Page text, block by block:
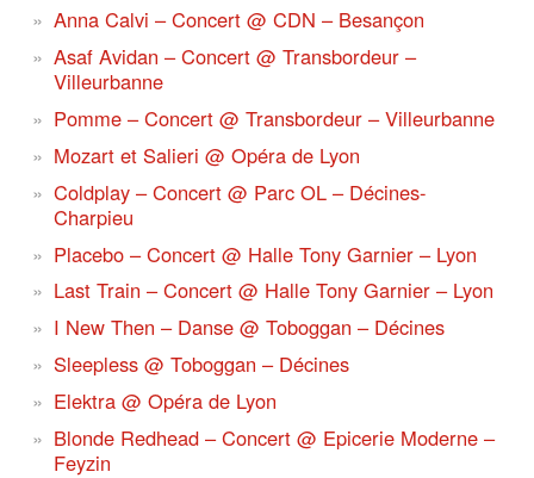
Anna Calvi – Concert @ CDN – Besançon
Asaf Avidan – Concert @ Transbordeur –
Villeurbanne
Pomme – Concert @ Transbordeur – Villeurbanne
Mozart et Salieri @ Opéra de Lyon
Coldplay – Concert @ Parc OL – Décines-
Charpieu
Placebo – Concert @ Halle Tony Garnier – Lyon
Last Train – Concert @ Halle Tony Garnier – Lyon
I New Then – Danse @ Toboggan – Décines
Sleepless @ Toboggan – Décines
Elektra @ Opéra de Lyon
Blonde Redhead – Concert @ Epicerie Moderne –
Feyzin